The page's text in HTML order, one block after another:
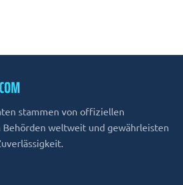
stammen von offiziellen
weltweit und gewährleisten